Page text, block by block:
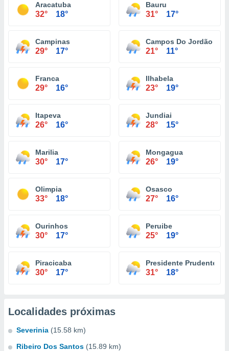
Aracatuba
32° 18°
Bauru
31° 17°
Campinas
29° 17°
Campos Do Jordão
21° 11°
Franca
29° 16°
Ilhabela
23° 19°
Itapeva
26° 16°
Jundiai
28° 15°
Marilia
30° 17°
Mongagua
26° 19°
Olimpia
33° 18°
Osasco
27° 16°
Ourinhos
30° 17°
Peruibe
25° 19°
Piracicaba
30° 17°
Presidente Prudente
31° 18°
Localidades próximas
Severinia (15.58 km)
Ribeiro Dos Santos (15.89 km)